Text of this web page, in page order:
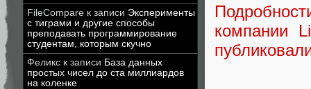
FileCompare к записи Эксперименты
с тиграми и другие способы
преподавать программирование
студентам, которым скучно
Феликс к записи База данных
простых чисел до ста миллиардов
на коленке
компании